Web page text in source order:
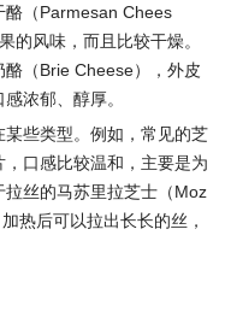
酪（Parmesan Chees
的风味，而且比较干燥。
（Brie Cheese），外皮
浓郁、醇厚。
些类型。例如，常见的芝
口感比较温和，主要是为
丝的马苏里拉芝士（Moz
热后可以拉出长长的丝，